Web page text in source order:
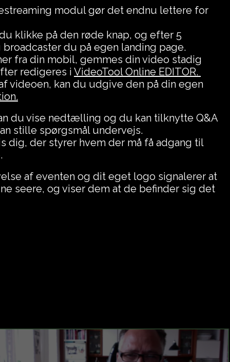
modul gør det endnu lettere for
klikke på den røde knap, og efter 5
du på egen landing page.
fra din mobil, gemmes din video stadig
redigeres i VideoTool Online EDITOR.
videoen, kan du udgive den på din egen
du vise nedtælling og du kan tilknytte Q&A
stille spørgsmål undervejs.
dig, der styrer hvem der må få adgang til
af eventen og dit eget logo signalerer at
seere, og viser dem at de befinder sig det